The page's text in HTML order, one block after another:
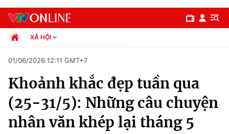
Chuyên mục
Chính trị
XÃ HỘI
Xã hội
Pháp luật
Thể thao
Truyền hình
01/06/2026 12:11 GMT+7
Khoảnh khắc đẹp tuần qua
(25-31/5): Những câu chuyện
nhân văn khép lại tháng 5